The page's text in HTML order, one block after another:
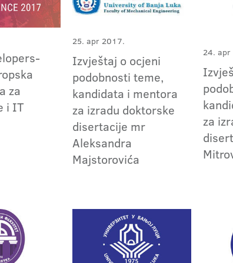
za
i IT
25. apr 2017.
Izvještaj o ocjeni
podobnosti teme,
kandidata i mentora
za izradu doktorske
disertacije mr
Aleksandra
Majstorovića
24.
za